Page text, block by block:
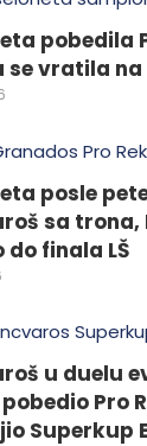
mogu
biti
izabrane
na
proizvoda.
pobedila
se vratila
posle
sa trona,
finala LŠ
u duelu
Pro
Superkup